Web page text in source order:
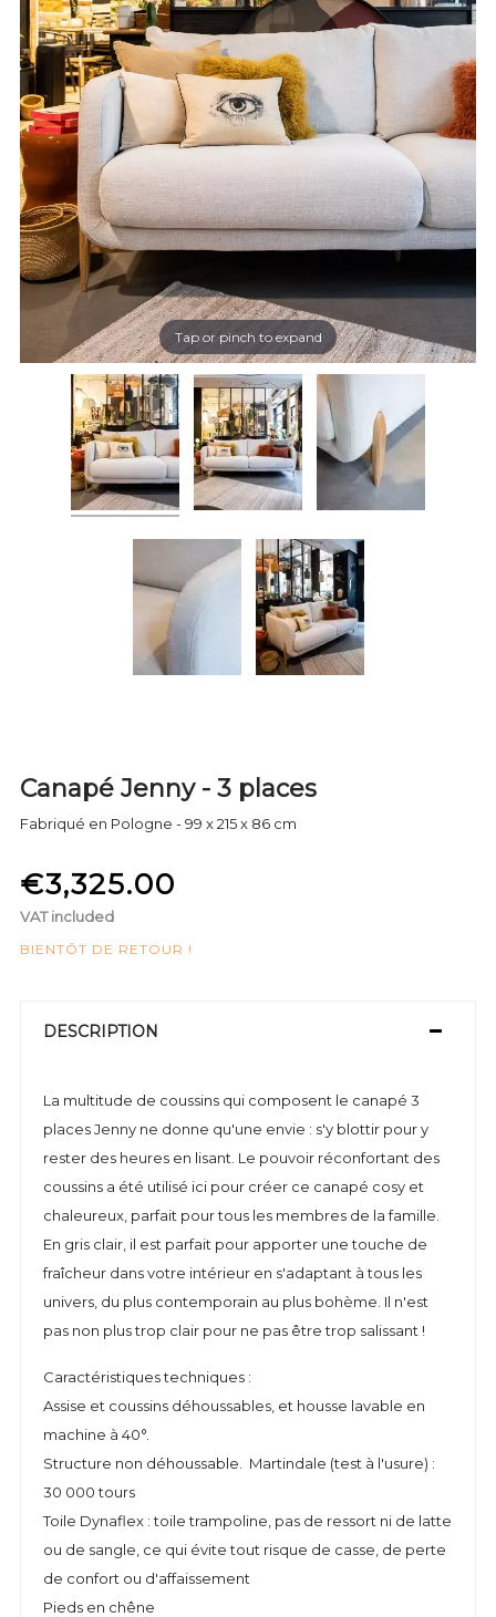
Tap or pinch to expand
Canapé Jenny - 3 places
Fabriqué en Pologne - 99 x 215 x 86 cm
€3,325.00
VAT included
BIENTÔT DE RETOUR !
DESCRIPTION
La multitude de coussins qui composent le canapé 3
places Jenny ne donne qu'une envie : s'y blottir pour y
rester des heures en lisant. Le pouvoir réconfortant des
coussins a été utilisé ici pour créer ce canapé cosy et
chaleureux, parfait pour tous les membres de la famille.
En gris clair, il est parfait pour apporter une touche de
fraîcheur dans votre intérieur en s'adaptant à tous les
univers, du plus contemporain au plus bohème. Il n'est
pas non plus trop clair pour ne pas être trop salissant !
Caractéristiques techniques :
Assise et coussins déhoussables, et housse lavable en
machine à 40°.
Structure non déhoussable. Martindale (test à l'usure) :
30 000 tours
Toile Dynaflex : toile trampoline, pas de ressort ni de latte
ou de sangle, ce qui évite tout risque de casse, de perte
de confort ou d'affaissement
Pieds en chêne